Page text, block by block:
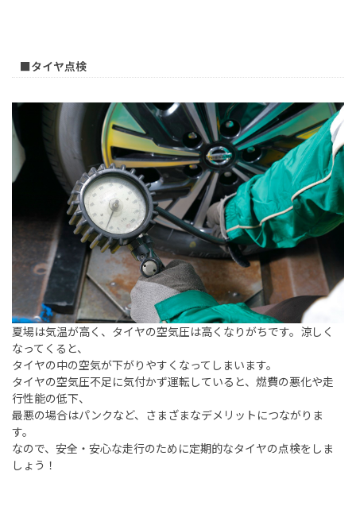
■タイヤ点検
夏場は気温が高く、タイヤの空気圧は高くなりがちです。涼しく
なってくると、
タイヤの中の空気が下がりやすくなってしまいます。
タイヤの空気圧不足に気付かず運転していると、燃費の悪化や走
行性能の低下、
最悪の場合はパンクなど、さまざまなデメリットにつながりま
す。
なので、安全・安心な走行のために定期的なタイヤの点検をしま
しょう！